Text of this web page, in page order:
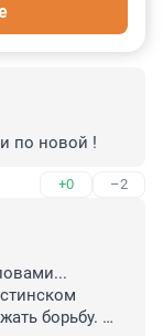
по новой !
+0 –2
борьбу.